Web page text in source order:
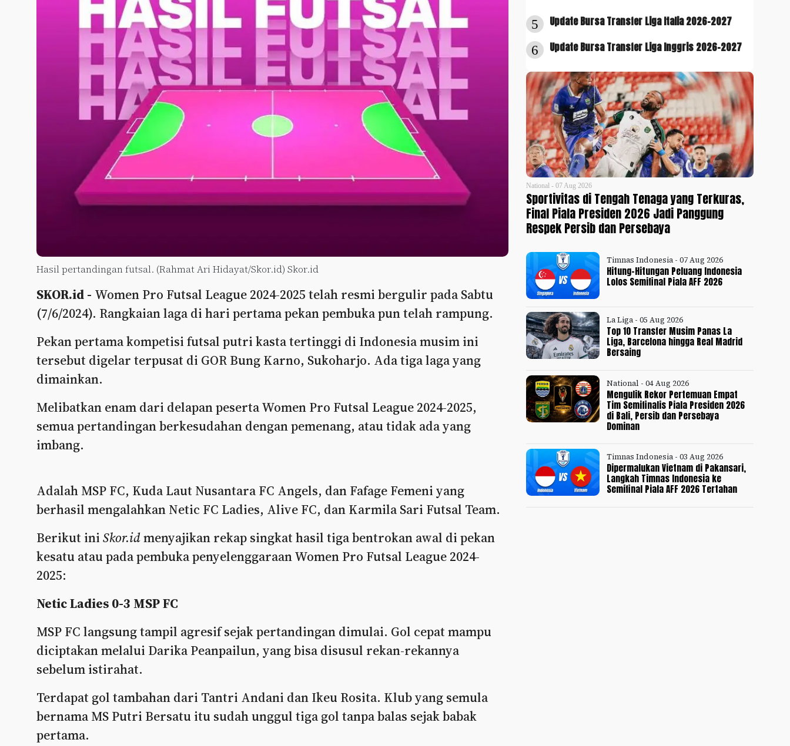
Hasil pertandingan futsal. (Rahmat Ari Hidayat/Skor.id) Skor.id
SKOR.id - Women Pro Futsal League 2024-2025 telah resmi bergulir pada Sabtu
(7/6/2024). Rangkaian laga di hari pertama pekan pembuka pun telah rampung.
Pekan pertama kompetisi futsal putri kasta tertinggi di Indonesia musim ini
tersebut digelar terpusat di GOR Bung Karno, Sukoharjo. Ada tiga laga yang
dimainkan.
Melibatkan enam dari delapan peserta Women Pro Futsal League 2024-2025,
semua pertandingan berkesudahan dengan pemenang, atau tidak ada yang
imbang.
Adalah MSP FC, Kuda Laut Nusantara FC Angels, dan Fafage Femeni yang
berhasil mengalahkan Netic FC Ladies, Alive FC, dan Karmila Sari Futsal Team.
Berikut ini Skor.idmenyajikan rekap singkat hasil tiga bentrokan awal di pekan
kesatu atau pada pembuka penyelenggaraan Women Pro Futsal League 2024-
2025:
Netic Ladies 0-3 MSP FC
MSP FC langsung tampil agresif sejak pertandingan dimulai. Gol cepat mampu
diciptakan melalui Darika Peanpailun, yang bisa disusul rekan-rekannya
sebelum istirahat.
Terdapat gol tambahan dari Tantri Andani dan Ikeu Rosita. Klub yang semula
bernama MS Putri Bersatu itu sudah unggul tiga gol tanpa balas sejak babak
pertama.
5 Update Bursa Transfer Liga Italia 2026-2027
6 Update Bursa Transfer Liga Inggris 2026-2027
National - 07 Aug 2026
Sportivitas di Tengah Tenaga yang Terkuras,
Final Piala Presiden 2026 Jadi Panggung
Respek Persib dan Persebaya
Timnas Indonesia - 07 Aug 2026
Hitung-Hitungan Peluang Indonesia
Lolos Semifinal Piala AFF 2026
La Liga - 05 Aug 2026
Top 10 Transfer Musim Panas La
Liga, Barcelona hingga Real Madrid
Bersaing
National - 04 Aug 2026
Mengulik Rekor Pertemuan Empat
Tim Semifinalis Piala Presiden 2026
di Bali, Persib dan Persebaya
Dominan
Timnas Indonesia - 03 Aug 2026
Dipermalukan Vietnam di Pakansari,
Langkah Timnas Indonesia ke
Semifinal Piala AFF 2026 Tertahan